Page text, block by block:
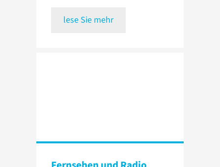
lese Sie mehr